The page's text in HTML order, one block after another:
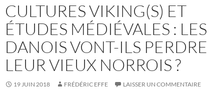
CULTURES VIKING(S) ET
ÉTUDES MÉDIÉVALES : LES
DANOIS VONT-ILS PERDRE
LEUR VIEUX NORROIS ?
19 JUIN 2018 FRÉDÉRIC EFFE LAISSER UN COMMENTAIRE